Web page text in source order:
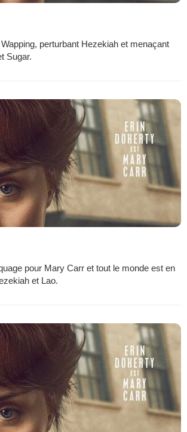
perturbant Hezekiah et menaçant
Sugar.
pour Mary Carr et tout le monde est en
et Lao.